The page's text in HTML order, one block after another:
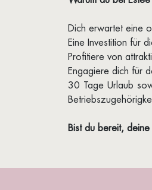
Dich erwartet eine
Eine Investition für
Profitiere von
Engagiere dich für
30 Tage Urlaub
Bist du bereit,